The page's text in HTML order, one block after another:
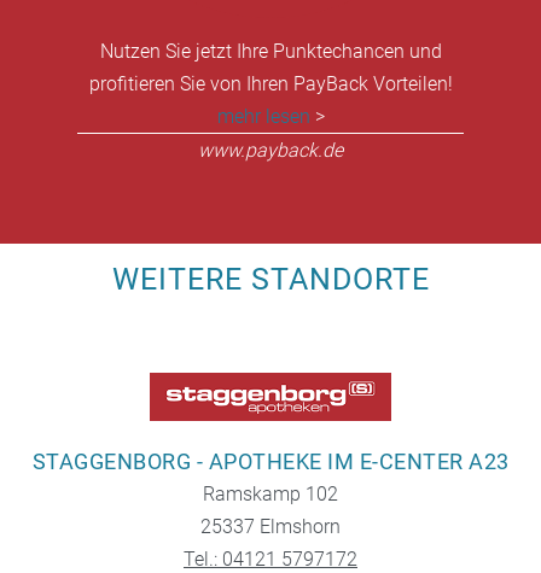
Nutzen Sie jetzt Ihre Punktechancen und
profitieren Sie von Ihren PayBack Vorteilen!
mehr lesen >
www.payback.de
WEITERE STANDORTE
STAGGENBORG - APOTHEKE IM E-CENTER A23
Ramskamp 102
25337 Elmshorn
Tel.: 04121 5797172